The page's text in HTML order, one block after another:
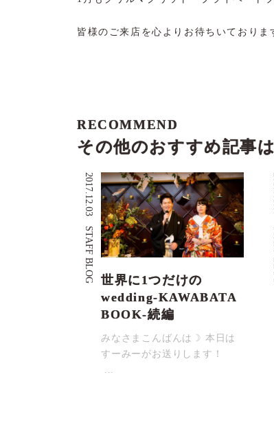
皆様のご来店を心よりお待ちいておりま
RECOMMEND
その他のおすすめ記事
2017.12.03
STAFF BLOG 世界に1つだけの
wedding-KAWABATA
BOOK-続編
みなさまこんばんは☽ 本日は
すーみーがお送りします！